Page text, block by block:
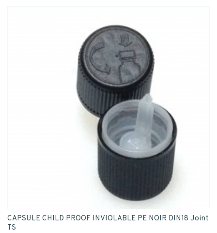
CAPSULE CHILD PROOF INVIOLABLE PE NOIR DIN18 Joint
TS